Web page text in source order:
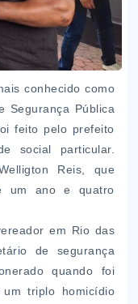
conhecido como
Segurança Pública
feito pelo prefeito
social particular.
Reis, que
um ano e quatro
em Rio das
de segurança
quando foi
triplo homicídio